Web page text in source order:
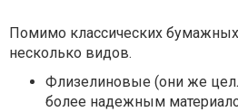
Помимо классических
несколько видов.
Флизелиновые (они же
более надежным